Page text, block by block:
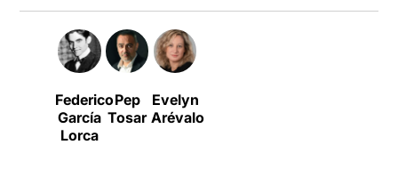
Federico
García
Lorca
Pep
Tosar
Evelyn
Arévalo